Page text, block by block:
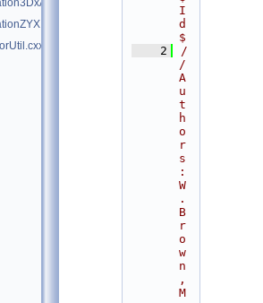
I
d
$
    2
/
/
A
u
t
h
o
r
s
:
W
.
B
r
o
w
n
,
M